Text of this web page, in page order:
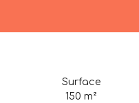
Surface
150m²